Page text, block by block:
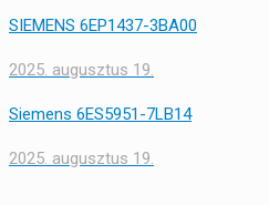
SIEMENS 6EP1437-3BA00
2025. augusztus 19.
Siemens 6ES5951-7LB14
2025. augusztus 19.